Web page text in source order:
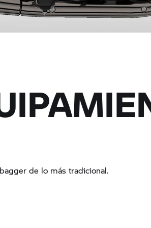
de lo más tradicional.